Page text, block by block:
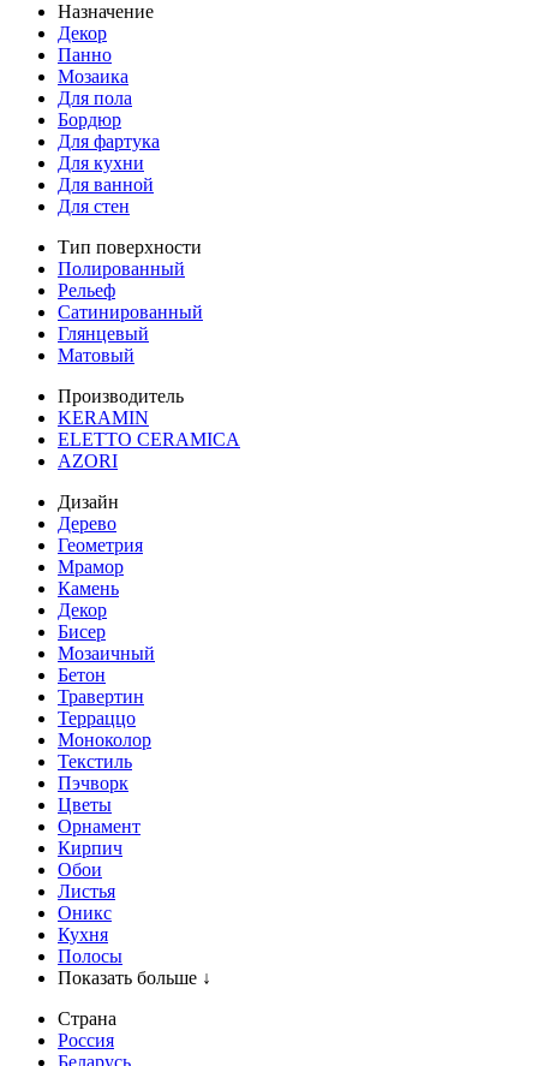
Назначение
Декор
Панно
Мозаика
Для пола
Бордюр
Для фартука
Для кухни
Для ванной
Для стен
Тип поверхности
Полированный
Рельеф
Сатинированный
Глянцевый
Матовый
Производитель
KERAMIN
ELETTO CERAMICA
AZORI
Дизайн
Дерево
Геометрия
Мрамор
Камень
Декор
Бисер
Мозаичный
Бетон
Травертин
Терраццо
Моноколор
Текстиль
Пэчворк
Цветы
Орнамент
Кирпич
Обои
Листья
Оникс
Кухня
Полосы
Показать больше ↓
Страна
Россия
Беларусь